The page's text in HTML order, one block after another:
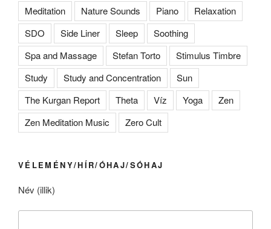
Meditation Nature Sounds Piano
Relaxation
SDO
Side Liner Sleep
Soothing
Spa and Massage
Stefan Torto
Stimulus Timbre
Study
Study and Concentration
Sun
The Kurgan Report
Theta Víz Yoga
Zen
Zen Meditation Music
Zero Cult
VÉLEMÉNY/HÍR/ÓHAJ/SÓHAJ
Név (illik)